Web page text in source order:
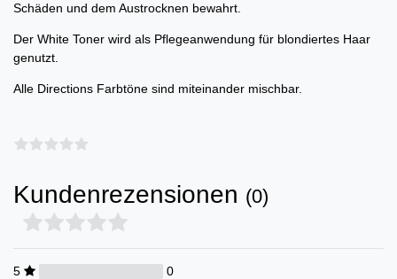
Schäden und dem Austrocknen bewahrt.
Der White Toner wird als Pflegeanwendung für blondiertes Haar
genutzt.
Alle Directions Farbtöne sind miteinander mischbar.
Kundenrezensionen (0)
5
0